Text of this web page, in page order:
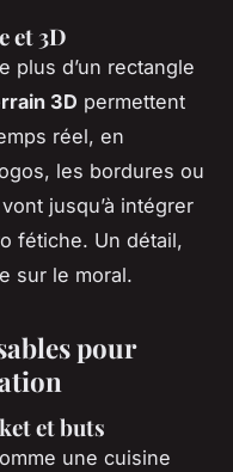
et 3D
plus d’un rectangle
3D permettent
réel, en
les bordures ou
jusqu’à intégrer
fétiche. Un détail,
sur le moral.
pour
et buts
une cuisine